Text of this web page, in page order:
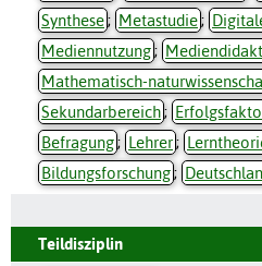
Synthese; Metastudie;
Mediennutzung;
Mathematisch-
Sekundarbereich;
Befragung; Lehrer;
Bildungsforschung;
Teildisziplin